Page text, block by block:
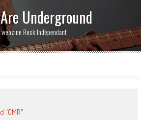
Underground
webzine Rock Indépendant
"OMR"